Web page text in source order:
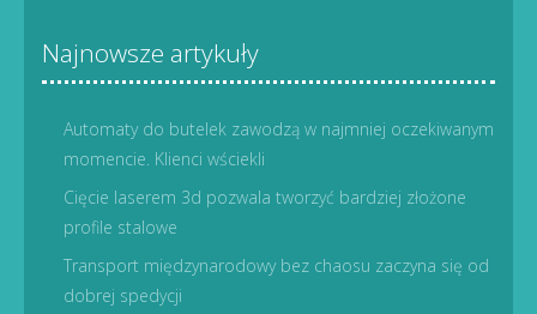
Najnowsze artykuły
Automaty do butelek zawodzą w najmniej oczekiwanym
momencie. Klienci wściekli
Cięcie laserem 3d pozwala tworzyć bardziej złożone
profile stalowe
Transport międzynarodowy bez chaosu zaczyna się od
dobrej spedycji